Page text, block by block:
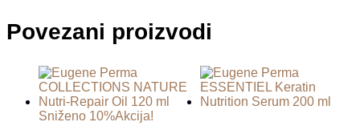
Povezani proizvodi
Sniženo 10%Akcija!